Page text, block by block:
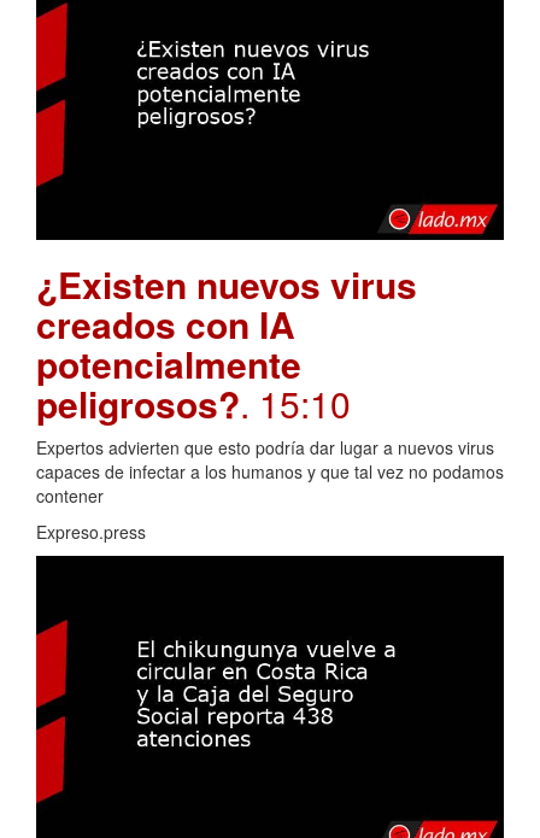
¿Existen nuevos virus
creados con IA
potencialmente
peligrosos?. 15:10
Expertos advierten que esto podría dar lugar a nuevos virus
capaces de infectar a los humanos y que tal vez no podamos
contener
Expreso.press